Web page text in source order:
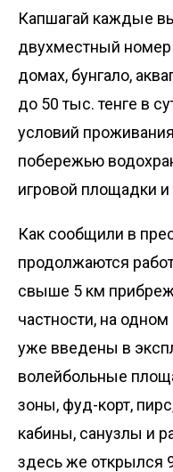
Капшагай каждые
двухместный номер
домах, бунгало,
до 50 тыс. тенге в
условий
побережью
игровой площадки и
Как сообщили в
продолжаются
свыше 5 км
частности, на
уже введены в
волейбольные
зоны, фуд-корт,
кабины, санузлы и
здесь же открылся